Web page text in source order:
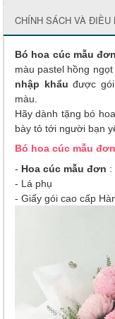
CHÍNH SÁCH VÀ ĐIỀU
Bó hoa cúc mẫu
màu pastel hồng
nhập khẩu được
màu.
Hãy dành tặng bó
bày tỏ tới người bạn
Bó hoa cúc mẫu
- Hoa cúc mẫu đơn :
- Lá phụ
- Giấy gói cao cấp